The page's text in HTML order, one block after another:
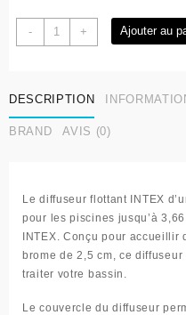
-
quantité
de
de
chlore
-
+ Ajouter au
DESCRIPTION
BRAND AVIS (0)
Lediffuseur flottant INTEX
pour lespiscines jusqu’à
INTEX . Conçu pour accueillir
brome de 2,5 cm, ce
traiter votre bassin.
Le couvercle du diffuseur